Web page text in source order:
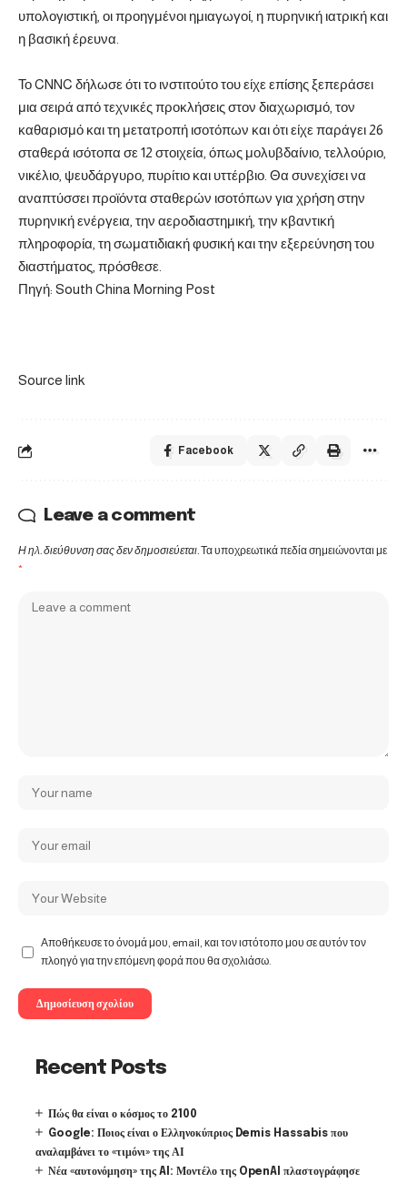
υπολογιστική, οι προηγμένοι ημιαγωγοί, η πυρηνική ιατρική και
η βασική έρευνα.
Το CNNC δήλωσε ότι το ινστιτούτο του είχε επίσης ξεπεράσει
μια σειρά από τεχνικές προκλήσεις στον διαχωρισμό, τον
καθαρισμό και τη μετατροπή ισοτόπων και ότι είχε παράγει 26
σταθερά ισότοπα σε 12 στοιχεία, όπως μολυβδαίνιο, τελλούριο,
νικέλιο, ψευδάργυρο, πυρίτιο και υττέρβιο. Θα συνεχίσει να
αναπτύσσει προϊόντα σταθερών ισοτόπων για χρήση στην
πυρηνική ενέργεια, την αεροδιαστημική, την κβαντική
πληροφορία, τη σωματιδιακή φυσική και την εξερεύνηση του
διαστήματος, πρόσθεσε.
Πηγή: South China Morning Post
Source link
Facebook
Leave a comment
Η ηλ. διεύθυνση σας δεν δημοσιεύεται.Τα υποχρεωτικά πεδία σημειώνονται με
*
Αποθήκευσε το όνομά μου, email, και τον ιστότοπο μου σε αυτόν τον
πλοηγό για την επόμενη φορά που θα σχολιάσω.
Recent Posts
Πώς θα είναι ο κόσμος το 2100
Google: Ποιος είναι ο Ελληνοκύπριος Demis Hassabis που
αναλαμβάνει το «τιμόνι» της ΑΙ
Νέα «αυτονόμηση» της AI: Μοντέλο της OpenAI πλαστογράφησε